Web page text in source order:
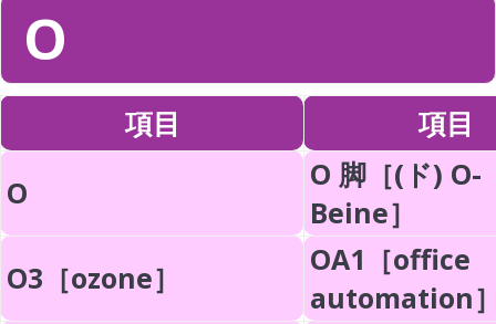
O
項目
項目
O
O 脚［(ド) O-
Beine］
O3［ozone］
OA1［office
automation